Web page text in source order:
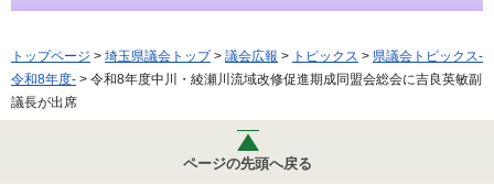
トップページ > 埼玉県議会トップ> 議会広報 > トピックス > 県議会トピックス-
令和8年度- > 令和8年度中川・綾瀬川流域改修促進期成同盟会総会に吉良英敏副
議長が出席
ページの先頭へ戻る